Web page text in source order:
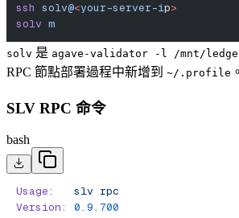
ssh solv@<your-server-ip>
solv m
solv 是 agave-validator -l /mnt/
RPC 節點部署過程中新增到 ~/.profile 。
SLV RPC 命令
bash
Usage:
   slv
rpc
Version:
0.9.700